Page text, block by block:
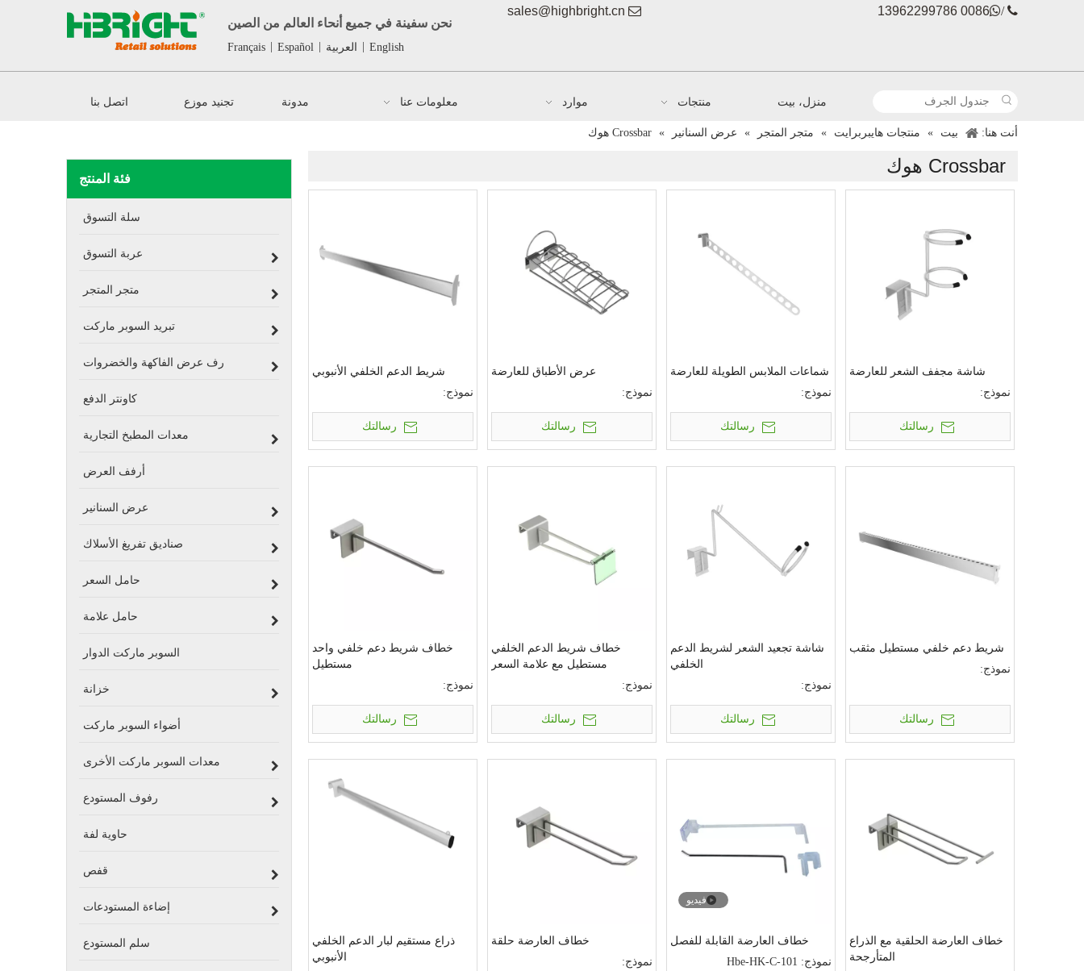
نحن سفينة في جميع أنحاء العالم من الصين
English
| العربية |
Español
|
Français
 /

0086 13962299786

sales@highbright.cn
منزل، بيت منتجات موارد معلومات عنا مدونة تجنيد موزع اتصل بنا
أنت هنا: بيت » منتجات هايبربرايت » متجر المتجر » عرض السنانير » Crossbar هوك
فئة المنتج
سلة التسوق
عربة التسوق
متجر المتجر
تبريد السوبر ماركت
رف عرض الفاكهة والخضروات
كاونتر الدفع
معدات المطبخ التجارية
أرفف العرض
عرض السنانير
صناديق تفريغ الأسلاك
حامل السعر
حامل علامة
السوبر ماركت الدوار
خزانة
أضواء السوبر ماركت
معدات السوبر ماركت الأخرى
رفوف المستودع
حاوية لفة
قفص
إضاءة المستودعات
سلم المستودع
Crossbar هوك
شريط الدعم الخلفي الأنبوبي
نموذج:
رسالتك
عرض الأطباق للعارضة
نموذج:
رسالتك
شماعات الملابس الطويلة للعارضة
نموذج:
رسالتك
شاشة مجفف الشعر للعارضة
نموذج:
رسالتك
خطاف شريط دعم خلفي واحد
مستطيل
نموذج:
رسالتك
خطاف شريط الدعم الخلفي
مستطيل مع علامة السعر
نموذج:
رسالتك
شاشة تجعيد الشعر لشريط الدعم
الخلفي
نموذج:
رسالتك
شريط دعم خلفي مستطيل مثقب
نموذج:
رسالتك
ذراع مستقيم لبار الدعم الخلفي
الأنبوبي
خطاف العارضة حلقة
نموذج:
فيديو
خطاف العارضة القابلة للفصل
نموذج: Hbe-HK-C-101
خطاف العارضة الحلقية مع الذراع
المتأرجحة